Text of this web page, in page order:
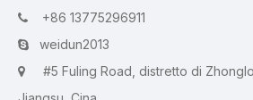
 +86 13775296911
 weidun2013
 #5 Fuling Road, distretto di